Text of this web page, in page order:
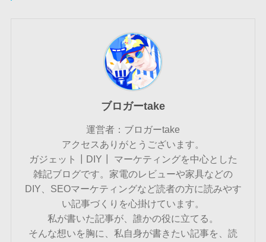
ブロガーtake
運営者：ブロガーtake
アクセスありがとうございます。
ガジェット┃DIY┃ マーケティングを中心とした
雑記ブログです。家電のレビューや家具などの
DIY、SEOマーケティングなど読者の方に読みやす
い記事づくりを心掛けています。
私が書いた記事が、誰かの役に立てる。
そんな想いを胸に、私自身が書きたい記事を、読